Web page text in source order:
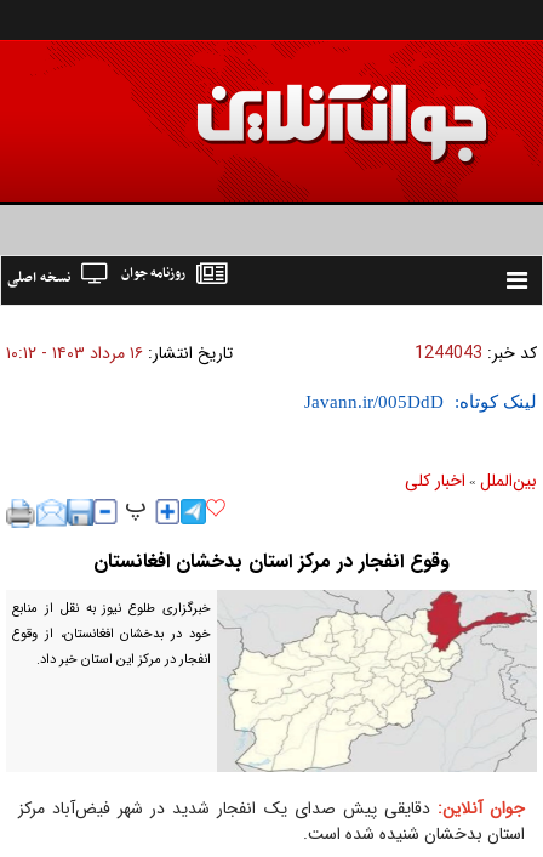
Toggle
نسخه اصلی روزنامه جوان
کد خبر: 1244043 تاریخ انتشار: ۱۶ مرداد ۱۴۰۳ - ۱۰:۱۲
لینک کوتاه:
بين‌الملل » اخبار كلی
‏وقوع انفجار در مرکز استان بدخشان افغانستان
خبرگزاری طلوع نیوز به نقل از منابع
خود در بدخشان افغانستان، از وقوع
انفجار در مرکز این استان خبر داد.
جوان آنلاین: دقایقی پیش صدای یک انفجار شدید در شهر فیض‌آباد مرکز
استان بدخشان شنیده شده است.